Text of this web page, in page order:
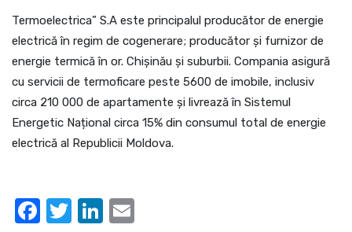
Termoelectrica” S.A este principalul producător de energie
electrică în regim de cogenerare; producător și furnizor de
energie termică în or. Chișinău și suburbii. Compania asigură
cu servicii de termoficare peste 5600 de imobile, inclusiv
circa 210 000 de apartamente și livrează în Sistemul
Energetic Național circa 15% din consumul total de energie
electrică al Republicii Moldova.
Facebook
TwitterLinkedIn